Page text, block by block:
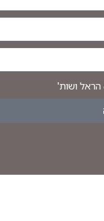
הראל ושות'